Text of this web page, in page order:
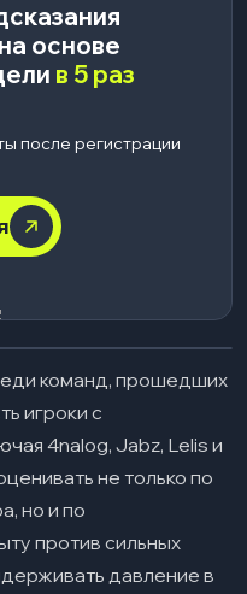
основе
в 5 раз
после регистрации
команд, прошедших
игроки с
4nalog, Jabz, Lelis и
не только по
но и по
против сильных
давление в